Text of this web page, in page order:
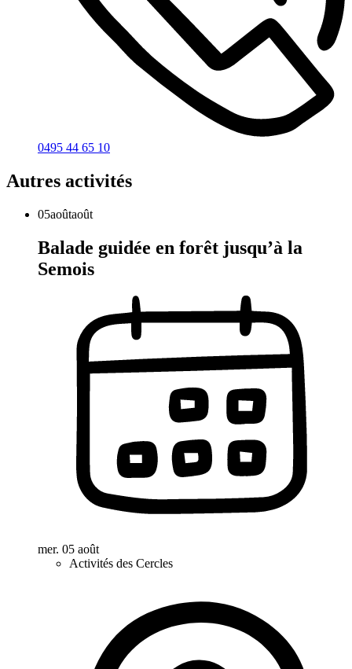
0495 44 65 10
Autres activités
05aoûtaoût
Balade guidée en forêt jusqu’à la
Semois
mer. 05 août
Activités des Cercles